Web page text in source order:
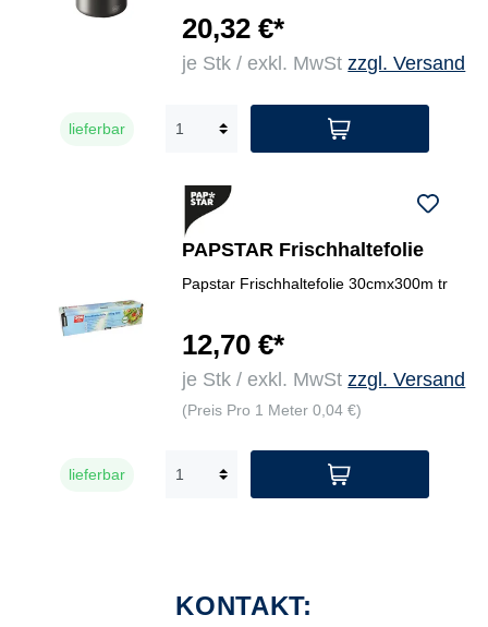
20,32 €*
je Stk / exkl. MwStzzgl. Versand
lieferbar
PAPSTAR Frischhaltefolie
Papstar Frischhaltefolie 30cmx300m tr
12,70 €*
je Stk / exkl. MwStzzgl. Versand
(Preis Pro 1 Meter 0,04 €)
lieferbar
KONTAKT: